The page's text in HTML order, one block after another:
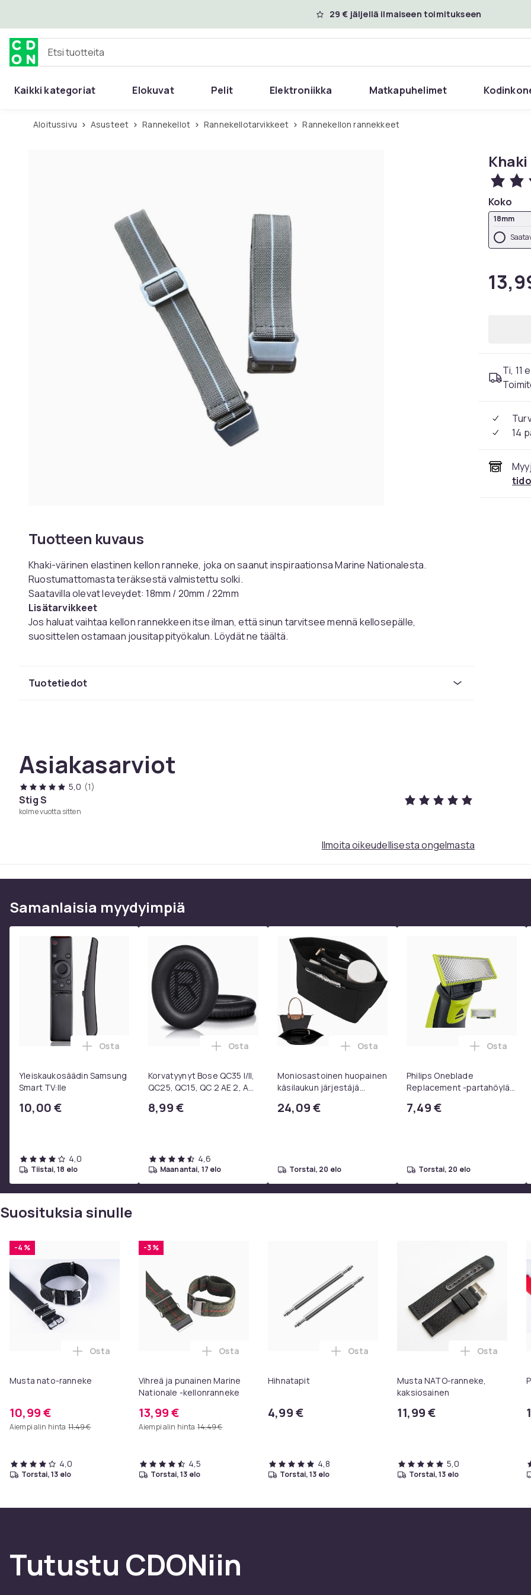
29 € jäljellä ilmaiseen toimitukseen
Etsi tuotteita
Kaikki kategoriat Elokuvat Pelit Elektroniikka Matkapuhelimet
Aloitussivu Asusteet Rannekellot Rannekellotarvikkeet Rannekellon rannekkeet
Tuotteen kuvaus
Khaki-värinen elastinen kellon ranneke, joka on saanut inspiraationsa Marine Nationalesta.
Ruostumattomasta teräksestä valmistettu solki.
Saatavilla olevat leveydet: 18mm / 20mm / 22mm
Lisätarvikkeet
Jos haluat vaihtaa kellon rannekkeen itse ilman, että sinun tarvitsee mennä kellosepälle,
suosittelen ostamaan jousitappityökalun. Löydät ne täältä.
Koko
Tuotetiedot
Asiakasarviot
5,0 (1)
Stig S
kolme vuotta sitten
Koko
18mm
Ti, 11
14
Ilmoita oikeudellisesta ongelmasta
Samanlaisia ​​myydyimpiä
Yleiskaukosäädin Samsung
Smart TV:lle
10,00 €
Lisää Yleiskaukosäädin Samsung Smart TV:lle ostoskoriin
Osta
4,0
tiistai, 18 elo
Korvatyynyt Bose QC35 I/II,
QC25, QC15, QC 2 AE 2, AE
SoundLink Black
8,99 €
Lisää Korvatyynyt Bose QC35 I/II, QC25, QC15, QC 2 AE 2, AE 2i, AE 2w,
Osta
4,6
maanantai, 17 elo
Moniosastoinen huopainen
käsilaukun järjestäjä
laukun järjestäjä, jossa 7
24,09 €
Lisää Moniosastoinen huopainen
Osta
torstai, 20 elo
Philips Oneblade
Replacement -partahöylän
terät, 1, 2 tai 3 terän
7,49 €
Lisää
Osta
torstai, 20 elo
Suosituksia sinulle
-4 %
Musta nato-ranneke
10,99 €
Aiempi alin hinta 11,49 €
Lisää Musta nato-ranneke ostoskoriin
Osta
4,0
torstai, 13 elo
-3 %
Vihreä ja punainen Marine
Nationale -kellonranneke
13,99 €
Aiempi alin hinta 14,49 €
Lisää Vihreä ja punainen Marine Nationale -kellonranneke ostoskoriin
Osta
4,5
torstai, 13 elo
Hihnatapit
4,99 €
Lisää Hihnatapit ostoskoriin
Osta
4,8
torstai, 13 elo
Musta NATO-ranneke,
kaksiosainen
11,99 €
Lisää Musta
Osta
5,0
torstai, 13 elo
Tutustu CDONiin